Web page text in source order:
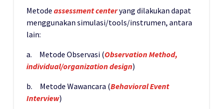
Metode assessment centeryang dilakukan dapat
menggunakan simulasi/tools/instrumen, antara
lain:
a. Metode Observasi (Observation Method,
individual/organization design)
b. Metode Wawancara (Behavioral Event
Interview)